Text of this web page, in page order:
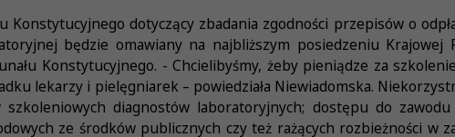
Konstytucyjnego dotyczący zbadania zgodności przepisów o
będzie omawiany na najbliższym posiedzeniu Krajowej
Konstytucyjnego. - Chcielibyśmy, żeby pieniądze za
lekarzy i pielęgniarek – powiedziała Niewiadomska.
diagnostów laboratoryjnych; dostępu do
ze środków publicznych czy też rażących rozbieżności w